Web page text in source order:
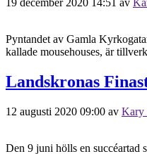
Pyntandet av Gamla
kallade mousehouses, är
Landskronas
12 augusti 2020 09:00 av Kary
Den 9 juni hölls en succéartad